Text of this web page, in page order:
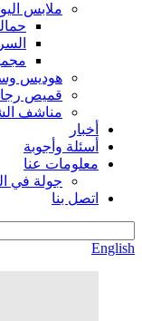
ملابس
هوديس
قميص
مناشف
أخبار
أسئلة وأجوبة
معلومات عنا
جولة في
اتصل بنا
English